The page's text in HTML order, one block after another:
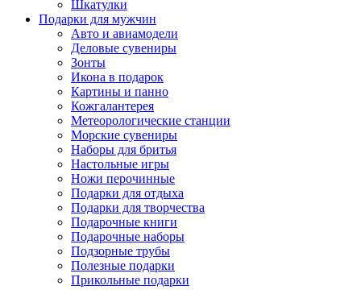
Шкатулки
Подарки для мужчин
Авто и авиамодели
Деловые сувениры
Зонты
Икона в подарок
Картины и панно
Кожгалантерея
Метеорологические станции
Морские сувениры
Наборы для бритья
Настольные игры
Ножи перочинные
Подарки для отдыха
Подарки для творчества
Подарочные книги
Подарочные наборы
Подзорные трубы
Полезные подарки
Прикольные подарки